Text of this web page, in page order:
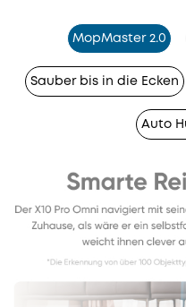
MopMaster 2.0
Sauber bis in die Ecken
Auto